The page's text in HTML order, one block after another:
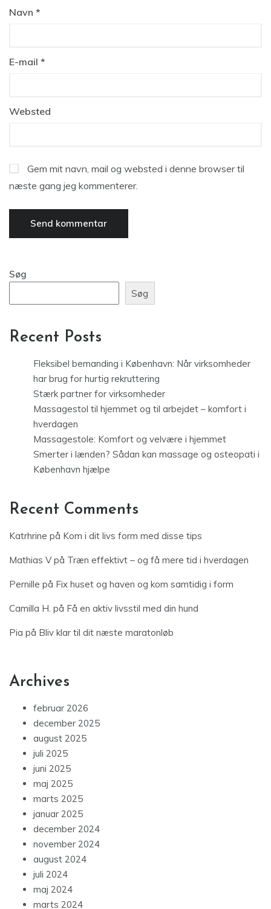
Navn *
E-mail *
Websted
Gem mit navn, mail og websted i denne browser til
næste gang jeg kommenterer.
Søg
Søg
Recent Posts
Fleksibel bemanding i København: Når virksomheder
har brug for hurtig rekruttering
Stærk partner for virksomheder
Massagestol til hjemmet og til arbejdet – komfort i
hverdagen
Massagestole: Komfort og velvære i hjemmet
Smerter i lænden? Sådan kan massage og osteopati i
København hjælpe
Recent Comments
Katrhrine på Kom i dit livs form med disse tips
Mathias Vpå Træn effektivt – og få mere tid i hverdagen
Pernille på Fix huset og haven og kom samtidig i form
Camilla H. på Få en aktiv livsstil med din hund
Pia på Bliv klar til dit næste maratonløb
Archives
februar 2026
december 2025
august 2025
juli 2025
juni 2025
maj 2025
marts 2025
januar 2025
december 2024
november 2024
august 2024
juli 2024
maj 2024
marts 2024